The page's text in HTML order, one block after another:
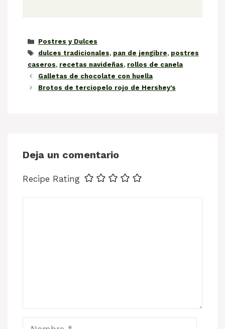
Categorías
Postres y Dulces
Etiquetas
dulces tradicionales, pan de jengibre, postres
caseros, recetas navideñas, rollos de canela
Galletas de chocolate con huella
Brotos de terciopelo rojo de Hershey’s
Deja un comentario
Recipe Rating
Nombre